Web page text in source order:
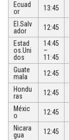
Ecuad
or
13:45
El.Salv
ador
12:45
Estad
os.Uni
dos
14:45
–
11:45
Guate
mala
12:45
Hondu
ras
12:45
Méxic
o
12:45
Nicara
gua
12:45